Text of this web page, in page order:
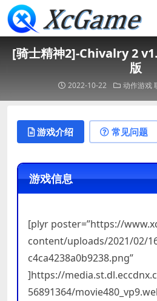
[骑士精神2]-Chivalry 2
版
2022-10-22 动作游戏
游戏介绍 常见问题
游戏信息
[plyr poster=”https://
content/uploads/2021/02/
c4ca4238a0b9238.png”
]https://
56891364/